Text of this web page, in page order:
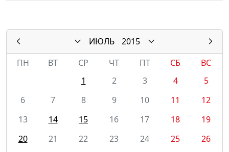
ИЮЛЬ
2015
ПН
ВТ СР ЧТ ПТ СБ
ВС
1
2 3 4
5
6
7 8 9 10 11
12
13
14 15 16 17 18
19
20
21 22 23 24 25
26